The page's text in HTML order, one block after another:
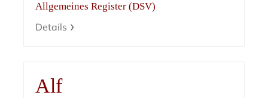
Allgemeines Register (DSV)
Details
Alf